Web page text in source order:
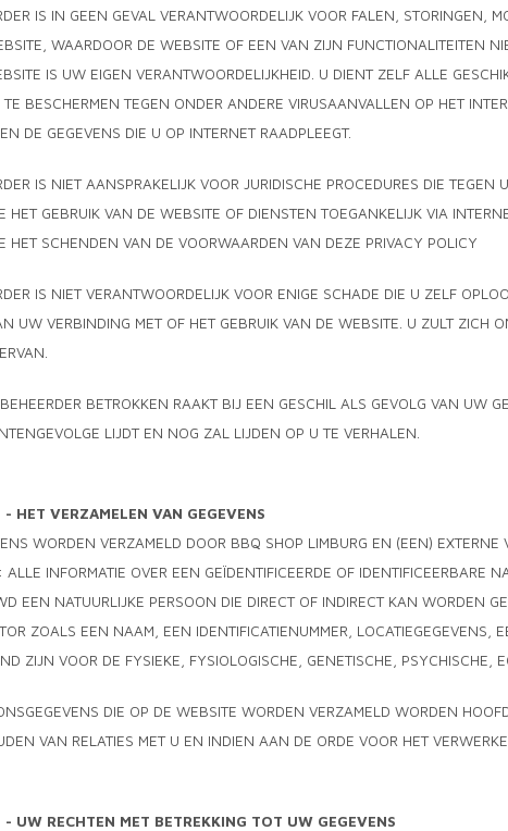
IS IN GEEN GEVAL VERANTWOORDELIJK VOOR FALEN, STORINGEN,
WAARDOOR DE WEBSITE OF EEN VAN ZIJN FUNCTIONALITEITEN
IS UW EIGEN VERANTWOORDELIJKHEID. U DIENT ZELF ALLE
TE BESCHERMEN TEGEN ONDER ANDERE VIRUSAANVALLEN OP HET
DE GEGEVENS DIE U OP INTERNET RAADPLEEGT.
IS NIET AANSPRAKELIJK VOOR JURIDISCHE PROCEDURES DIE TEGEN
HET GEBRUIK VAN DE WEBSITE OF DIENSTEN TOEGANKELIJK VIA
HET SCHENDEN VAN DE VOORWAARDEN VAN DEZE PRIVACY POLICY
IS NIET VERANTWOORDELIJK VOOR ENIGE SCHADE DIE U ZELF
UW VERBINDING MET OF HET GEBRUIK VAN DE WEBSITE. U ZULT ZICH
BETROKKEN RAAKT BIJ EEN GESCHIL ALS GEVOLG VAN UW
LIJDT EN NOG ZAL LIJDEN OP U TE VERHALEN.
HET VERZAMELEN VAN GEGEVENS
WORDEN VERZAMELD DOOR BBQ SHOP LIMBURG EN (EEN) EXTERNE
ALLE INFORMATIE OVER EEN GEÏDENTIFICEERDE OF IDENTIFICEERBARE
EEN NATUURLIJKE PERSOON DIE DIRECT OF INDIRECT KAN WORDEN
ZOALS EEN NAAM, EEN IDENTIFICATIENUMMER, LOCATIEGEGEVENS,
ZIJN VOOR DE FYSIEKE, FYSIOLOGISCHE, GENETISCHE, PSYCHISCHE,
DIE OP DE WEBSITE WORDEN VERZAMELD WORDEN
VAN RELATIES MET U EN INDIEN AAN DE ORDE VOOR HET
UW RECHTEN MET BETREKKING TOT UW GEGEVENS